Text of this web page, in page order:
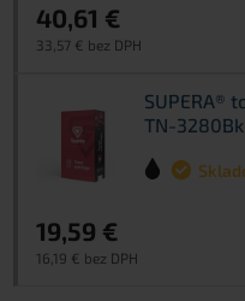
40,61 €
33,57 € bez DPH
SUPERA®
TN-
19,59 €
16,19 € bez DPH